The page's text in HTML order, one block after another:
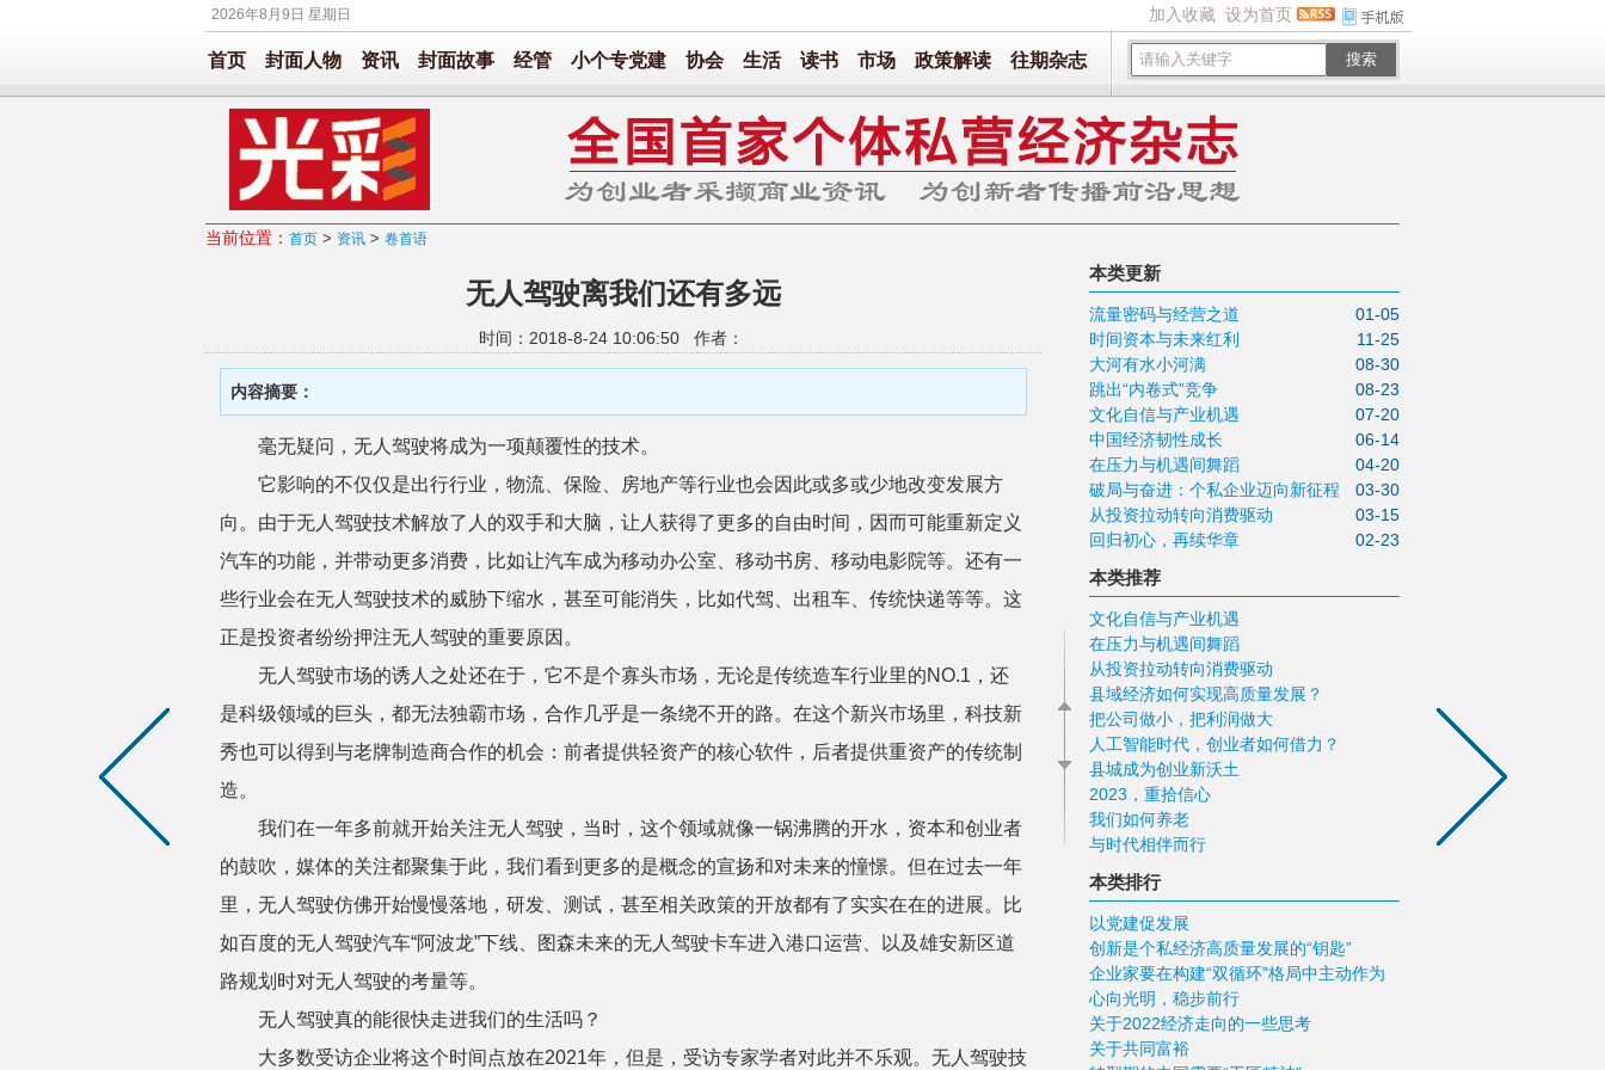
2026年8月9日 星期日 加入收藏 设为首页
搜索
首页 封面人物 资讯 封面故事 经管 小个专党建 协会 生活 读书 市场 政策解读 往期杂志
当前位置： 首页 > 资讯 > 卷首语
无人驾驶离我们还有多远
时间：2018-8-24 10:06:50 作者：
内容摘要：
毫无疑问，无人驾驶将成为一项颠覆性的技术。
它影响的不仅仅是出行行业，物流、保险、房地产等行业也会因此或多或少地改变发展方
向。由于无人驾驶技术解放了人的双手和大脑，让人获得了更多的自由时间，因而可能重新定义
汽车的功能，并带动更多消费，比如让汽车成为移动办公室、移动书房、移动电影院等。还有一
些行业会在无人驾驶技术的威胁下缩水，甚至可能消失，比如代驾、出租车、传统快递等等。这
正是投资者纷纷押注无人驾驶的重要原因。
无人驾驶市场的诱人之处还在于，它不是个寡头市场，无论是传统造车行业里的NO.1，还
是科级领域的巨头，都无法独霸市场，合作几乎是一条绕不开的路。在这个新兴市场里，科技新
秀也可以得到与老牌制造商合作的机会：前者提供轻资产的核心软件，后者提供重资产的传统制
造。
我们在一年多前就开始关注无人驾驶，当时，这个领域就像一锅沸腾的开水，资本和创业者
的鼓吹，媒体的关注都聚集于此，我们看到更多的是概念的宣扬和对未来的憧憬。但在过去一年
里，无人驾驶仿佛开始慢慢落地，研发、测试，甚至相关政策的开放都有了实实在在的进展。比
如百度的无人驾驶汽车“阿波龙”下线、图森未来的无人驾驶卡车进入港口运营、以及雄安新区道
路规划时对无人驾驶的考量等。
无人驾驶真的能很快走进我们的生活吗？
大多数受访企业将这个时间点放在2021年，但是，受访专家学者对此并不乐观。无人驾驶技
本类更新
01-05
流量密码与经营之道
11-25
时间资本与未来红利
08-30
大河有水小河满
08-23
跳出“内卷式”竞争
07-20
文化自信与产业机遇
06-14
中国经济韧性成长
04-20
在压力与机遇间舞蹈
03-30
破局与奋进：个私企业迈向新征程
03-15
从投资拉动转向消费驱动
02-23
回归初心，再续华章
本类推荐
文化自信与产业机遇
在压力与机遇间舞蹈
从投资拉动转向消费驱动
县域经济如何实现高质量发展？
把公司做小，把利润做大
人工智能时代，创业者如何借力？
县城成为创业新沃土
2023，重拾信心
我们如何养老
与时代相伴而行
本类排行
以党建促发展
创新是个私经济高质量发展的“钥匙”
企业家要在构建“双循环”格局中主动作为
心向光明，稳步前行
关于2022经济走向的一些思考
关于共同富裕